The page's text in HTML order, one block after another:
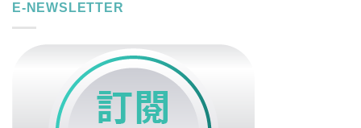
E-NEWSLETTER